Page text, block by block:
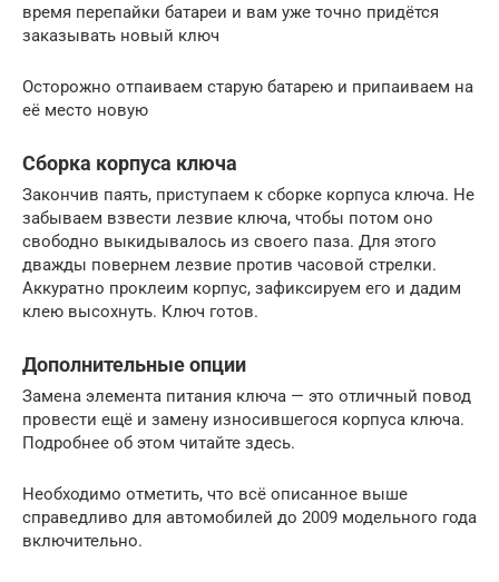
время перепайки батареи и вам уже точно придётся
заказывать новый ключ
Осторожно отпаиваем старую батарею и припаиваем на
её место новую
Сборка корпуса ключа
Закончив паять, приступаем к сборке корпуса ключа. Не
забываем взвести лезвие ключа, чтобы потом оно
свободно выкидывалось из своего паза. Для этого
дважды повернем лезвие против часовой стрелки.
Аккуратно проклеим корпус, зафиксируем его и дадим
клею высохнуть. Ключ готов.
Дополнительные опции
Замена элемента питания ключа — это отличный повод
провести ещё и замену износившегося корпуса ключа.
Подробнее об этом читайте здесь.
Необходимо отметить, что всё описанное выше
справедливо для автомобилей до 2009 модельного года
включительно.